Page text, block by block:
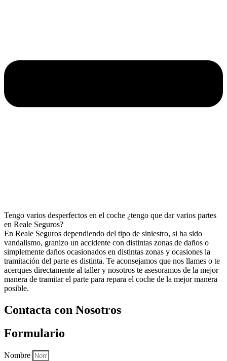
Tengo varios desperfectos en el coche ¿tengo que dar varios partes
en Reale Seguros?
En Reale Seguros dependiendo del tipo de siniestro, si ha sido
vandalismo, granizo un accidente con distintas zonas de daños o
simplemente daños ocasionados en distintas zonas y ocasiones la
tramitación del parte es distinta. Te aconsejamos que nos llames o te
acerques directamente al taller y nosotros te asesoramos de la mejor
manera de tramitar el parte para repara el coche de la mejor manera
posible.
Contacta con Nosotros
Formulario
Nombre